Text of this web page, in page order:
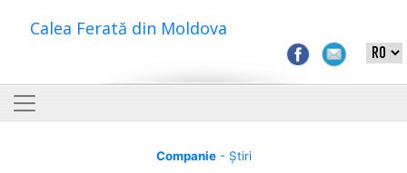
Calea Ferată din Moldova
Companie- Știri